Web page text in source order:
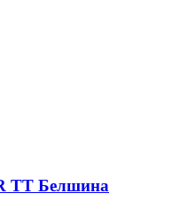
TT Белшина